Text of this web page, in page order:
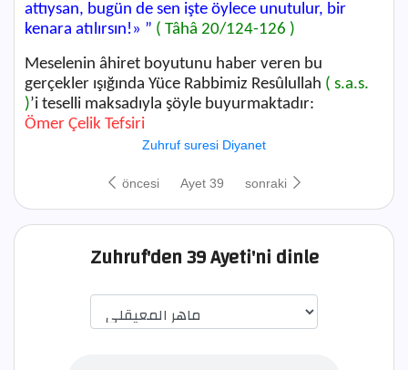
attıysan, bugün de sen işte öylece unutulur, bir
kenara atılırsın!» ” ( Tâhâ 20/124-126 )
Meselenin âhiret boyutunu haber veren bu
gerçekler ışığında Yüce Rabbimiz Resûlullah ( s.a.s.
)’i teselli maksadıyla şöyle buyurmaktadır:
Ömer Çelik Tefsiri
Zuhruf suresi Diyanet
öncesi Ayet 39 sonraki
Zuhruf'den 39 Ayeti'ni dinle